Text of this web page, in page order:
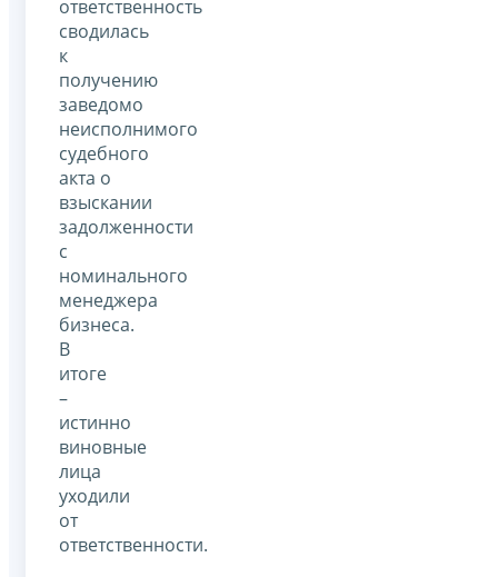
ответственность
сводилась
к
получению
заведомо
неисполнимого
судебного
акта о
взыскании
задолженности
с
номинального
менеджера
бизнеса.
В
итоге
–
истинно
виновные
лица
уходили
от
ответственности.